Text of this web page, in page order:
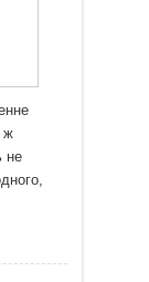
ж
не
чому